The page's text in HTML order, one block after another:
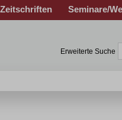
Zeitschriften Seminare/
Erweiterte Suche